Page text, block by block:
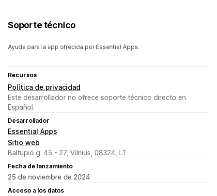
Soporte técnico
Ayuda para la app ofrecida por Essential Apps.
Recursos
Política de privacidad
Este desarrollador no ofrece soporte técnico directo en
Español.
Desarrollador
Essential Apps
Sitio web
Baltupio g. 45 - 27, Vilnius, 08324, LT
Fecha de lanzamiento
25 de noviembre de 2024
Acceso a los datos